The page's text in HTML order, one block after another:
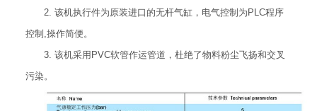
2. 该机执行件为原装进口的无杆气缸，电气控制为PLC程序
控制,操作简便。
3. 该机采用PVC软管作运管道，杜绝了物料粉尘飞扬和交叉
污染。